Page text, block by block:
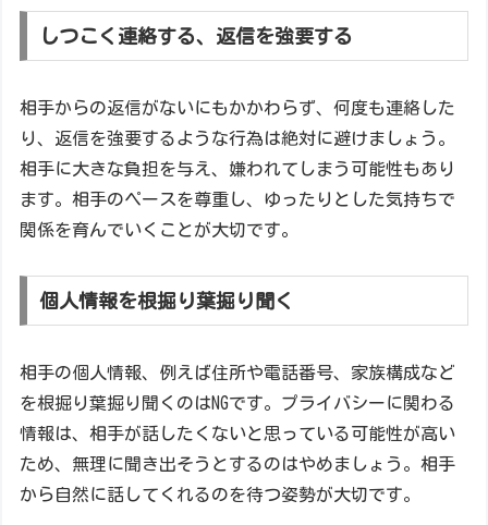
しつこく連絡する、返信を強要する
相手からの返信がないにもかかわらず、何度も連絡した
り、返信を強要するような行為は絶対に避けましょう。
相手に大きな負担を与え、嫌われてしまう可能性もあり
ます。相手のペースを尊重し、ゆったりとした気持ちで
関係を育んでいくことが大切です。
個人情報を根掘り葉掘り聞く
相手の個人情報、例えば住所や電話番号、家族構成など
を根掘り葉掘り聞くのはNGです。プライバシーに関わる
情報は、相手が話したくないと思っている可能性が高い
ため、無理に聞き出そうとするのはやめましょう。相手
から自然に話してくれるのを待つ姿勢が大切です。